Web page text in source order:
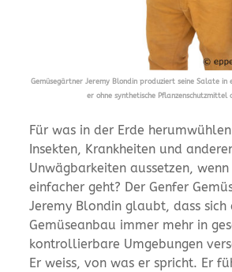
Gemüsegärtner Jeremy Blondin produziert seine Salate in
er ohne synthetische Pflanzenschutzmittel
Für was in der Erde
Insekten, Krankheiten und
Unwägbarkeiten aussetzen,
einfacher geht? Der Genfer
Jeremy Blondin glaubt, dass sich
Gemüseanbau immer mehr in
kontrollierbare Umgebungen
Er weiss, von was er spricht. Er